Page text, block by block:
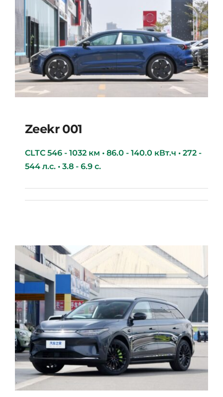
Zeekr 001
Zeekr 001
CLTC 546 - 1032 км • 86.0 - 140.0 кВт.ч • 272 -
544 л.с. • 3.8 - 6.9 с.